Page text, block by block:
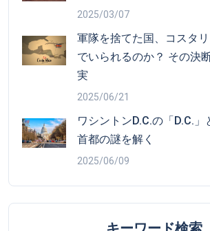
2025/03/07
軍隊を捨てた国、コスタ
でいられるのか？ その決
実
2025/06/21
ワシントンD.C.の「D.C.
首都の謎を解く
2025/06/09